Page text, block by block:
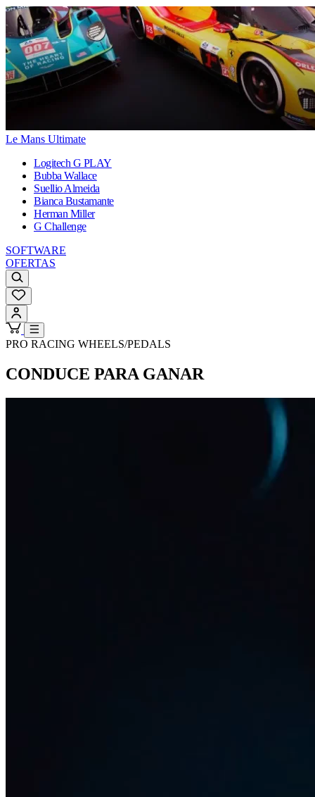
Le Mans Ultimate
Logitech G PLAY
Bubba Wallace
Suellio Almeida
Bianca Bustamante
Herman Miller
G Challenge
SOFTWARE
OFERTAS
PRO RACING WHEELS/PEDALS
CONDUCE PARA GANAR